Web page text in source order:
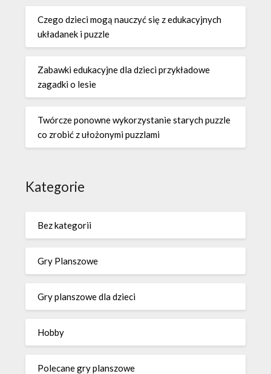
Czego dzieci mogą nauczyć się z edukacyjnych
układanek i puzzle
Zabawki edukacyjne dla dzieci przykładowe
zagadki o lesie
Twórcze ponowne wykorzystanie starych puzzle
co zrobić z ułożonymi puzzlami
Kategorie
Bez kategorii
Gry Planszowe
Gry planszowe dla dzieci
Hobby
Polecane gry planszowe